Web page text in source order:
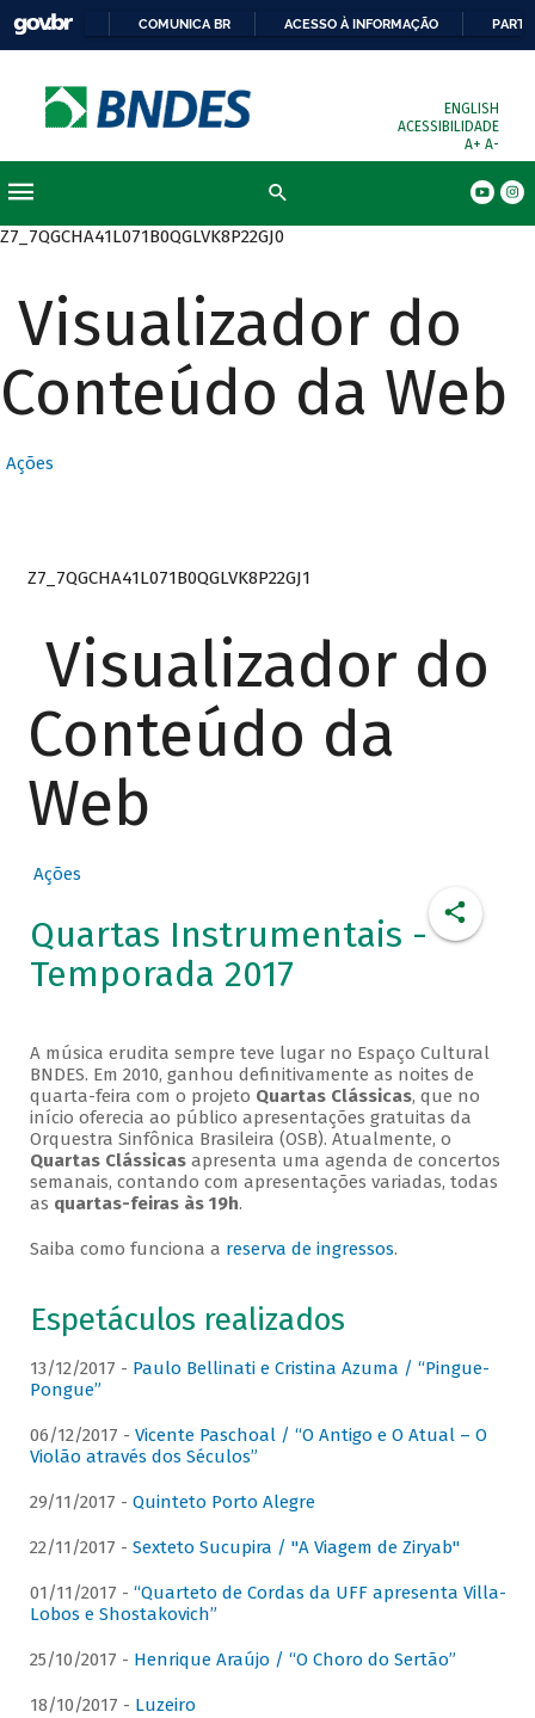
COMUNICA BR ACESSO À INFORMAÇÃO
ENGLISH
ACESSIBILIDADE
A+ A-
Z7_7QGCHA41L071B0QGLVK8P22GJ0
Visualizador do
Conteúdo da Web
Ações
Z7_7QGCHA41L071B0QGLVK8P22GJ1
Visualizador do
Conteúdo da
Web
Ações
Quartas Instrumentais -
Temporada 2017
A música erudita sempre teve lugar no Espaço Cultural
BNDES. Em 2010, ganhou definitivamente as noites de
quarta-feira com o projeto Quartas Clássicas, que no
início oferecia ao público apresentações gratuitas da
Orquestra Sinfônica Brasileira (OSB). Atualmente, o
Quartas Clássicasapresenta uma agenda de concertos
semanais, contando com apresentações variadas, todas
as quartas-feiras às 19h.
Saiba como funciona a reserva de ingressos.
Espetáculos realizados
13/12/2017 - Paulo Bellinati e Cristina Azuma / “Pingue-
Pongue”
06/12/2017 - Vicente Paschoal / “O Antigo e O Atual – O
Violão através dos Séculos”
29/11/2017 - Quinteto Porto Alegre
22/11/2017 - Sexteto Sucupira / "A Viagem de Ziryab"
01/11/2017 - “Quarteto de Cordas da UFF apresenta Villa-
Lobos e Shostakovich”
25/10/2017 - Henrique Araújo / “O Choro do Sertão”
18/10/2017 - Luzeiro